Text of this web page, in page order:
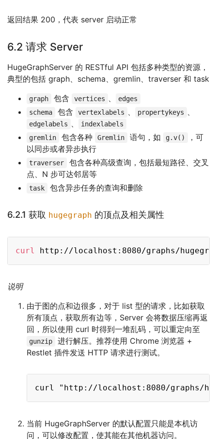
返回结果 200，代表 server 启动正常
6.2 请求 Server
HugeGraphServer 的 RESTful API 包括多种类型的资源，
典型的包括 graph、schema、gremlin、traverser 和 task
graph 包含 vertices
edges
schema
包含 vertexlabels propertykeys
edgelabels
indexlabels
gremlin
包含各种 Gremlin 语句，如 g.v()
，可
以同步或者异步执行
traverser
包含各种高级查询，包括最短路径、交叉
点、N 步可达邻居等
task 包含异步任务的查询和删除
6.2.1 获取 hugegraph 的顶点及相关属性
curl
说明
由于图的点和边很多，对于 list 型的请求，比如获取
所有顶点，获取所有边等，Server 会将数据压缩再返
回，所以使用 curl 时得到一堆乱码，可以重定向至
gunzip
进行解压。推荐使用 Chrome 浏览器 +
Restlet 插件发送 HTTP 请求进行测试。
Copy
当前 HugeGraphServer 的默认配置只能是本机访
问，可以修改配置，使其能在其他机器访问。